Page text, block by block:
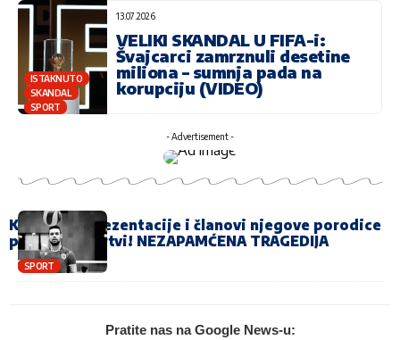
13.07.2026
VELIKI SKANDAL U FIFA-i:
Švajcarci zamrznuli desetine
miliona – sumnja pada na
korupciju (VIDEO)
ISTAKNUTO
SKANDAL
SPORT
- Advertisement -
SPORT
Kapiten reprezentacije i članovi njegove porodice
pronađeni mrtvi! NEZAPAMĆENA TRAGEDIJA
Pratite nas na Google News-u: